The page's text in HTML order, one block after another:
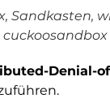
cuckoosandbox
Denial-